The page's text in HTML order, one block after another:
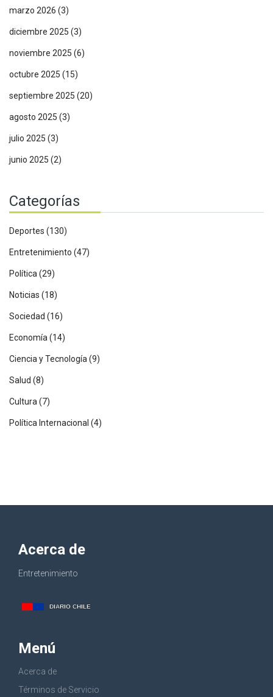
marzo 2026 (3)
diciembre 2025 (3)
noviembre 2025 (6)
octubre 2025 (15)
septiembre 2025 (20)
agosto 2025 (3)
julio 2025 (3)
junio 2025 (2)
Categorías
Deportes (130)
Entretenimiento (47)
Política(29)
Noticias (18)
Sociedad (16)
Economía(14)
Ciencia y Tecnología(9)
Salud (8)
Cultura(7)
Política Internacional (4)
Acerca de
Entretenimiento
Menú
Acerca de
Términos de Servicio